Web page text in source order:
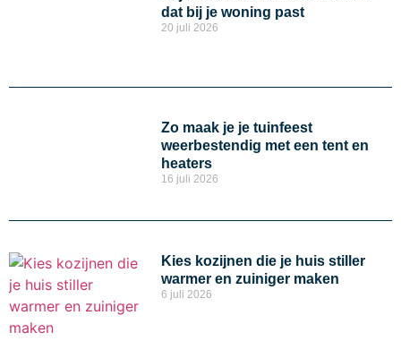
dat bij je woning past
20 juli 2026
Zo maak je je tuinfeest
weerbestendig met een tent en
heaters
16 juli 2026
Kies kozijnen die je huis stiller
warmer en zuiniger maken
6 juli 2026